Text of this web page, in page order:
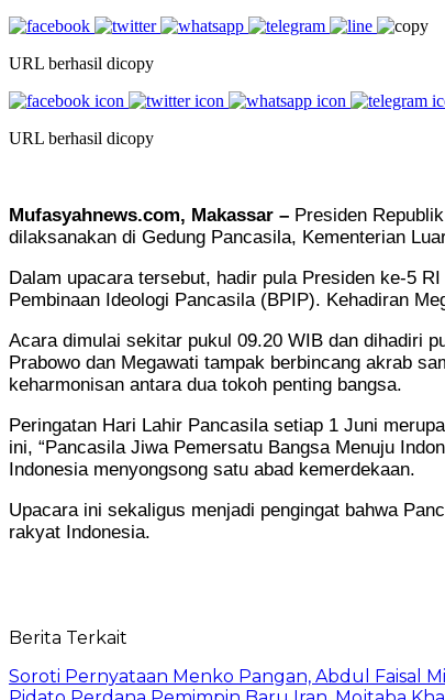
URL berhasil dicopy
URL berhasil dicopy
Mufasyahnews.com, Makassar – Presiden
dilaksanakan di Gedung Pancasila, Kementerian
Dalam upacara tersebut, hadir pula Presiden ke-5
Pembinaan Ideologi Pancasila (BPIP). Kehadiran
Acara dimulai sekitar pukul 09.20 WIB dan dihadiri
Prabowo dan Megawati tampak berbincang akrab
keharmonisan antara dua tokoh penting bangsa.
Peringatan Hari Lahir Pancasila setiap 1 Juni
ini, “Pancasila Jiwa Pemersatu Bangsa Menuju
Indonesia menyongsong satu abad kemerdekaan.
Upacara ini sekaligus menjadi pengingat bahwa
rakyat Indonesia.
Berita Terkait
Soroti Pernyataan Menko Pangan, Abdul Faisal